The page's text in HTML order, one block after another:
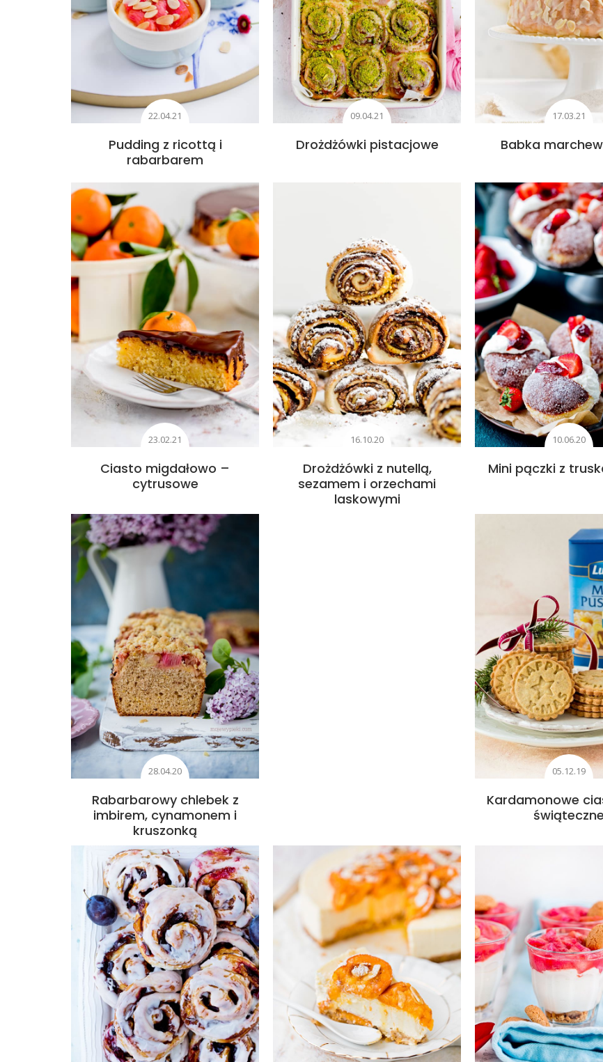
22.04.21
Pudding z ricottą i
rabarbarem
09.04.21
Drożdżówki pistacjowe
17.03.21
Babka
23.02.21
Ciasto migdałowo –
cytrusowe
16.10.20
Drożdżówki z nutellą,
sezamem i orzechami
laskowymi
10.06.20
Mini pączki z
28.04.20
Rabarbarowy chlebek z
imbirem, cynamonem i
kruszonką
05.12.19
Kardamonowe
świąteczne